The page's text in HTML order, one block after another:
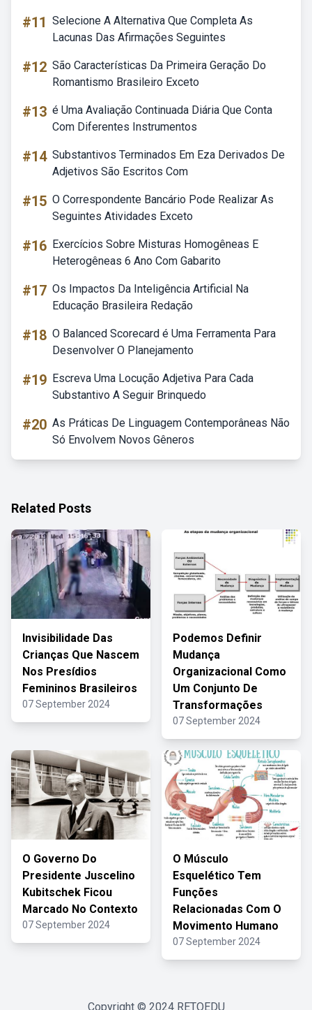
#11 Selecione A Alternativa Que Completa As
Lacunas Das Afirmações Seguintes
#12 São Características Da Primeira Geração Do
Romantismo Brasileiro Exceto
#13 é Uma Avaliação Continuada Diária Que Conta
Com Diferentes Instrumentos
#14 Substantivos Terminados Em Eza Derivados De
Adjetivos São Escritos Com
#15 O Correspondente Bancário Pode Realizar As
Seguintes Atividades Exceto
#16 Exercícios Sobre Misturas Homogêneas E
Heterogêneas 6 Ano Com Gabarito
#17 Os Impactos Da Inteligência Artificial Na
Educação Brasileira Redação
#18 O Balanced Scorecard é Uma Ferramenta Para
Desenvolver O Planejamento
#19 Escreva Uma Locução Adjetiva Para Cada
Substantivo A Seguir Brinquedo
#20 As Práticas De Linguagem Contemporâneas Não
Só Envolvem Novos Gêneros
Related Posts
Invisibilidade Das
Crianças Que Nascem
Nos Presídios
Femininos Brasileiros
07 September 2024
Podemos Definir
Mudança
Organizacional Como
Um Conjunto De
Transformações
07 September 2024
O Governo Do
Presidente Juscelino
Kubitschek Ficou
Marcado No Contexto
07 September 2024
O Músculo
Esquelético Tem
Funções
Relacionadas Com O
Movimento Humano
07 September 2024
Copyright © 2024 RETOEDU